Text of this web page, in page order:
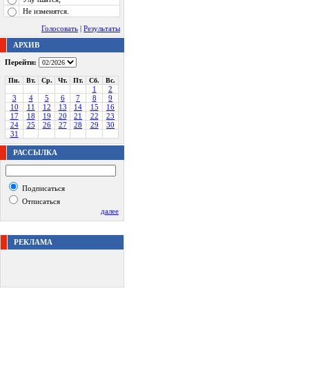
Не изменятся.
Голосовать | Результаты
АРХИВ
Перейти:
Пн. Вт. Ср. Чт. Пт. Сб. Вс.
1
2
3
4 5 6 7 8
9
10
11 12 13 14 15
16
17
18 19 20 21 22
23
24
25 26 27 28 29
30
31
РАССЫЛКА
Подписаться
Отписаться
далее
РЕКЛАМА